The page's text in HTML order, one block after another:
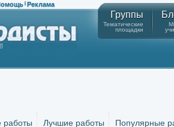
| Реклама
Группы
Тематические
площадки
работы Лучшие работы Популярные